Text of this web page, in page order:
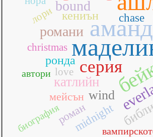
серия
bound
романи
катлийн
wind
кениън
ронда
chase
midnight
мейсън
роман
christmas
love
лори
автори
биография